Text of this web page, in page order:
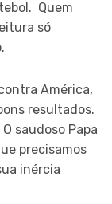
Quem
só
América,
resultados.
saudoso Papa
precisamos
inércia